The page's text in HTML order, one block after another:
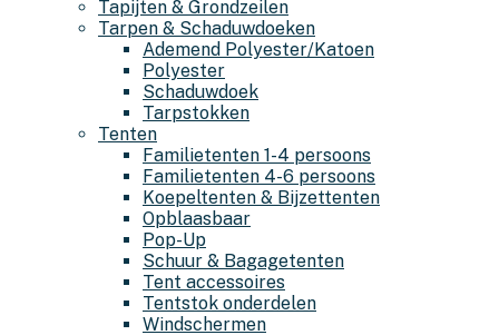
Tapijten & Grondzeilen
Tarpen & Schaduwdoeken
Ademend Polyester/Katoen
Polyester
Schaduwdoek
Tarpstokken
Tenten
Familietenten 1-4 persoons
Familietenten 4-6 persoons
Koepeltenten & Bijzettenten
Opblaasbaar
Pop-Up
Schuur & Bagagetenten
Tent accessoires
Tentstok onderdelen
Windschermen